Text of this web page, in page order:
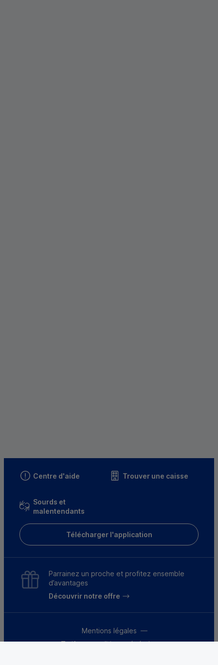
Centre d'aide Trouver une caisse
Sourds et
malentendants
Télécharger l'application
Parrainez un proche et profitez ensemble
d’avantages
Découvrir notre offre
Mentions légales
Tarifs et conditions générales